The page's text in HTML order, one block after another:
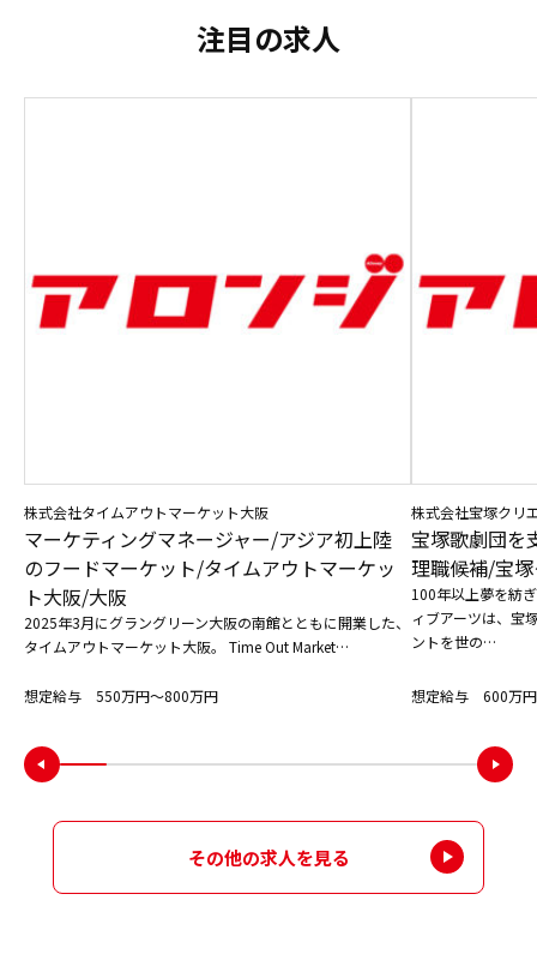
注目の求人
株式会社タイムアウトマーケット大阪
マーケティングマネージャー/アジア初上陸
のフードマーケット/タイムアウトマーケッ
ト大阪/大阪
2025年3月にグラングリーン大阪の南館とともに開業した、
タイムアウトマーケット大阪。 Time Out Market…
想定給与 550万円〜800万円
株式会社宝塚クリ
宝塚歌劇団を
理職候補/宝
100年以上夢を紡
ィブアーツは、宝
ントを世の…
想定給与 600万
その他の求人を見る